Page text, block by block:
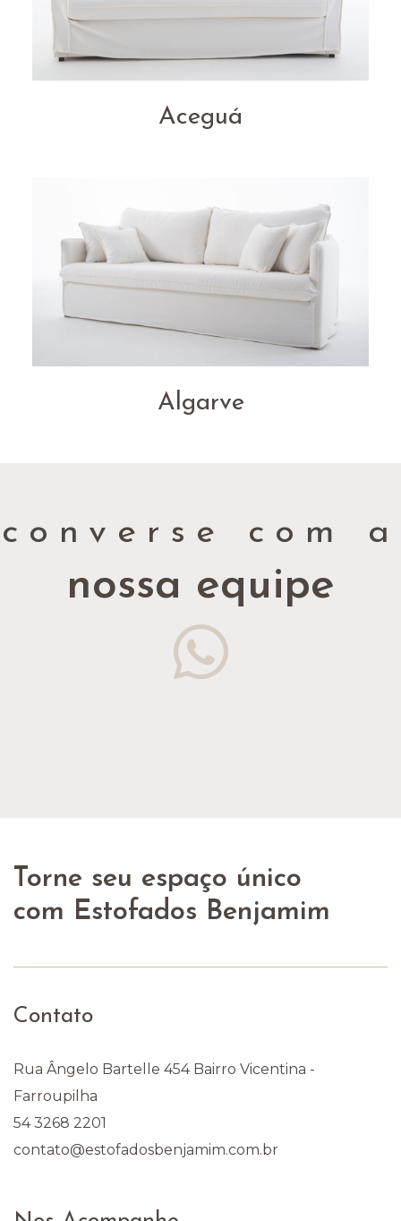
Aceguá
Algarve
converse com a
nossa equipe
Torne seu espaço único
com Estofados Benjamim
Contato
Rua Ângelo Bartelle 454 Bairro Vicentina -
Farroupilha
54 3268 2201
contato@estofadosbenjamim.com.br